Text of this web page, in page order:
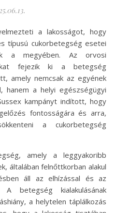
típusú cukorbetegség esetei
a megyében. Az orvosi
fejezik ki a betegség
amely nemcsak az egyének
hanem a helyi egészségügyi
kampányt indított, hogy
fontosságára és arra,
a cukorbetegség
amely a leggyakoribb
általában felnőttkorban alakul
áll az elhízással és az
A betegség kialakulásának
a helytelen táplálkozás